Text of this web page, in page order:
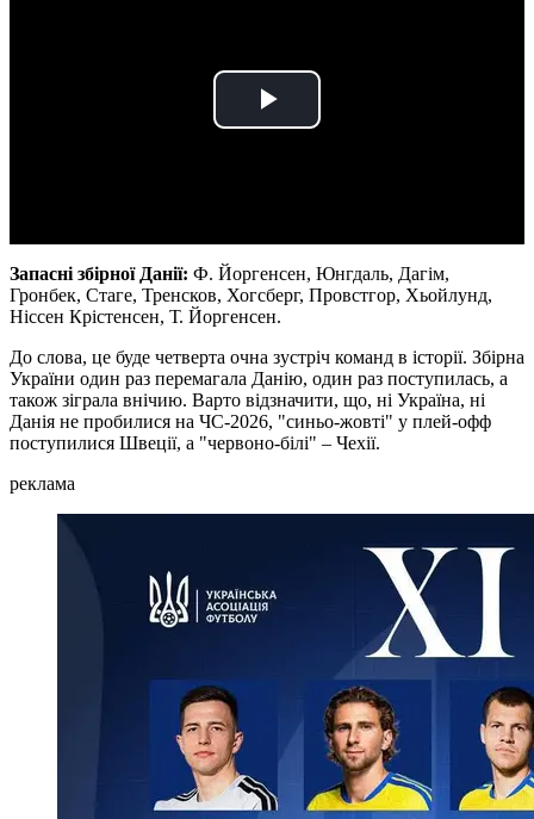
Play
Запасні збірної Данії: Ф. Йоргенсен, Юнгдаль, Дагім,
Гронбек, Стаге, Тренсков, Хогсберг, Провстгор, Хьойлунд,
Ніссен Крістенсен, Т. Йоргенсен.
До слова, це буде четверта очна зустріч команд в історії. Збірна
України один раз перемагала Данію, один раз поступилась, а
також зіграла внічию. Варто відзначити, що, ні Україна, ні
Данія не пробилися на ЧС-2026, "синьо-жовті" у плей-офф
поступилися Швеції, а "червоно-білі" – Чехії.
реклама